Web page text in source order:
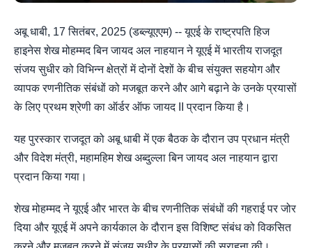
अबू धाबी, 17 सितंबर, 2025 (डब्ल्यूएएम) -- यूएई के राष्ट्रपति हिज
हाइनेस शेख मोहम्मद बिन जायद अल नाहयान ने यूएई में भारतीय राजदूत
संजय सुधीर को विभिन्न क्षेत्रों में दोनों देशों के बीच संयुक्त सहयोग और
व्यापक रणनीतिक संबंधों को मजबूत करने और आगे बढ़ाने के उनके प्रयासों
के लिए प्रथम श्रेणी का ऑर्डर ऑफ जायद II प्रदान किया है।
यह पुरस्कार राजदूत को अबू धाबी में एक बैठक के दौरान उप प्रधान मंत्री
और विदेश मंत्री, महामहिम शेख अब्दुल्ला बिन जायद अल नाहयान द्वारा
प्रदान किया गया।
शेख मोहम्मद ने यूएई और भारत के बीच रणनीतिक संबंधों की गहराई पर जोर
दिया और यूएई में अपने कार्यकाल के दौरान इस विशिष्ट संबंध को विकसित